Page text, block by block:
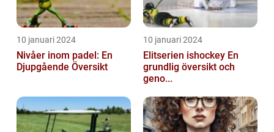
10 januari 2024
Nivåer inom padel: En
Djupgående Översikt
10 januari 2024
Elitserien ishockey En
grundlig översikt och
geno...